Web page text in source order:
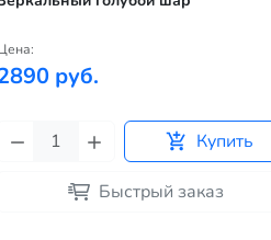
руб.
Купить
Быстрый заказ